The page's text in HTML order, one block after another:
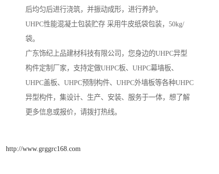
后均匀后进行浇筑，并振动成形，进行养护。
UHPC性能混凝土包装贮存 采用牛皮纸袋包装，50kg/
袋。
广东饰纪上品建材科技有限公司，您身边的UHPC异型
构件定制厂家，支持定做UHPC板、UHPC幕墙板、
UHPC盖板、UHPC预制构件、UHPC外墙板等各种UHPC
异型构件，集设计、生产、安装、服务于一体，想了解
更多信息或报价，请拨打热线。
http://www.grggrc168.com